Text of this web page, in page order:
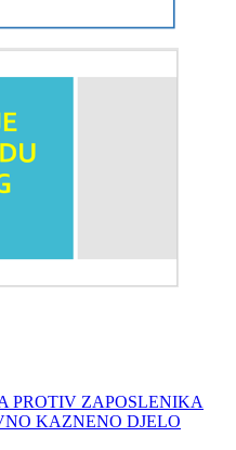
PROTIV ZAPOSLENIKA
KAZNENO DJELO